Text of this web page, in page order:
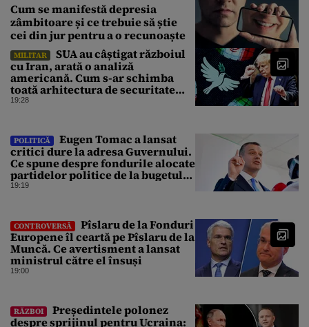
Cum se manifestă depresia
zâmbitoare și ce trebuie să știe
cei din jur pentru a o recunoaște
MILITAR
SUA au câștigat războiul
cu Iran, arată o analiză
americană. Cum s-ar schimba
toată arhitectura de securitate
din Orientul Mijlociu
19:28
POLITICĂ
Eugen Tomac a lansat
critici dure la adresa Guvernului.
Ce spune despre fondurile alocate
partidelor politice de la bugetul
de stat
19:19
CONTROVERSĂ
Pîslaru de la Fonduri
Europene îl ceartă pe Pîslaru de la
Muncă. Ce avertisment a lansat
ministrul către el însuși
19:00
RĂZBOI
Președintele polonez
despre sprijinul pentru Ucraina: